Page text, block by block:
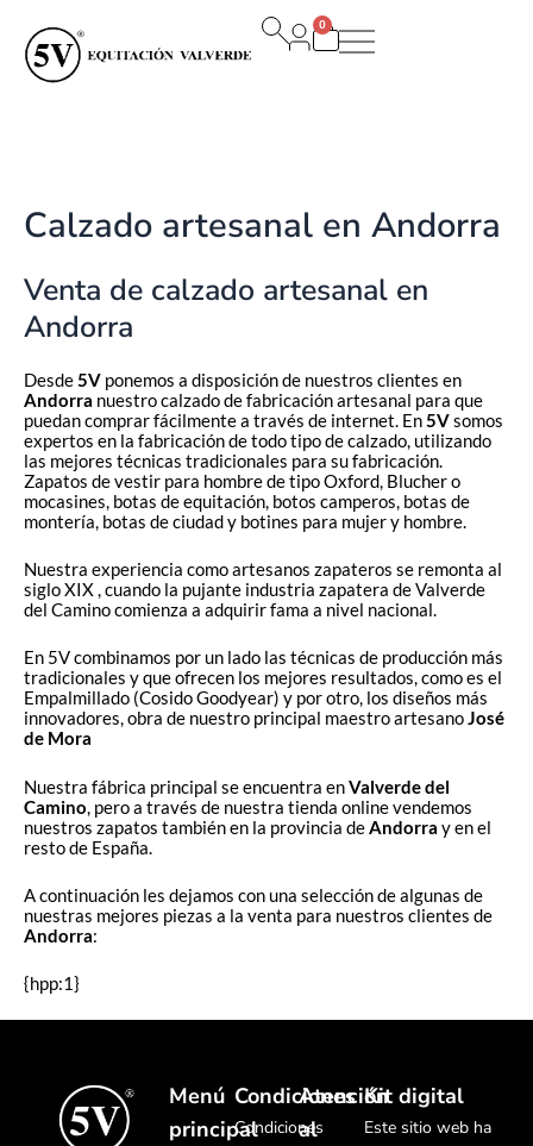
contenido
0
Carrito
Calzado artesanal en Andorra
Venta de calzado artesanal en
Andorra
Desde5V ponemos a disposición de nuestros clientes en
Andorra nuestro calzado de fabricación artesanal para que
puedan comprar fácilmente a través de internet. En5Vsomos
expertos en la fabricación de todo tipo de calzado, utilizando
las mejores técnicas tradicionales para su fabricación.
Zapatos de vestir para hombre de tipo Oxford, Blucher o
mocasines, botas de equitación, botos camperos, botas de
montería, botas de ciudad y botines para mujer y hombre.
Nuestra experiencia como artesanos zapateros se remonta al
siglo XIX , cuando la pujante industria zapatera de Valverde
del Camino comienza a adquirir fama a nivel nacional.
En 5V combinamos por un lado las técnicas de producción más
tradicionales y que ofrecen los mejores resultados, como es el
Empalmillado (Cosido Goodyear) y por otro, los diseños más
innovadores, obra de nuestro principal maestro artesanoJosé
de Mora
Nuestra fábrica principal se encuentra enValverde del
Camino, pero a través de nuestra tienda online vendemos
nuestros zapatos también en la provincia deAndorra y en el
resto de España.
A continuación les dejamos con una selección de algunas de
nuestras mejores piezas a la venta para nuestros clientes de
Andorra:
{hpp:1}
Menú
principal
Condiciones
Condiciones
Atención
al
Kit digital
Este sitio web ha